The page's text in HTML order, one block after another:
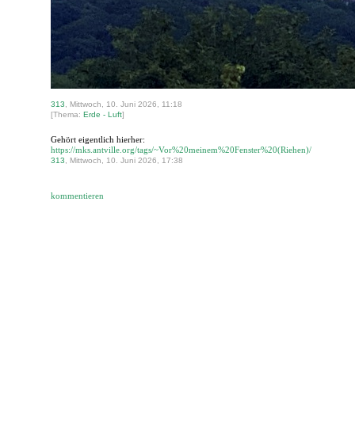
313 , Mittwoch, 10. Juni 2026, 11:18
[Thema: Erde - Luft]
Gehört eigentlich hierher:
https://mks.antville.org/tags/~Vor%20meinem%20Fenster%20(Riehen)/
313 , Mittwoch, 10. Juni 2026, 17:38
kommentieren